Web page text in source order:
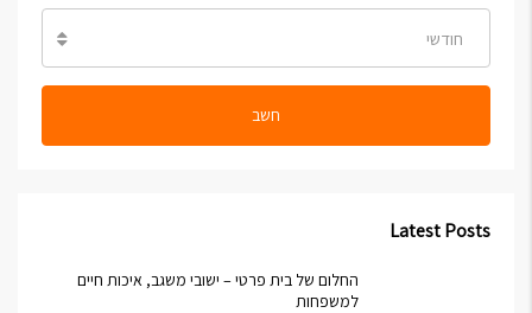
חודשי
חשב
Latest Posts
החלום של בית פרטי – ישובי משגב, איכות חיים
למשפחות